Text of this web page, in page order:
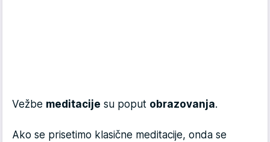
Vežbe meditacije su poput obrazovanja.
Ako se prisetimo klasične meditacije, onda se